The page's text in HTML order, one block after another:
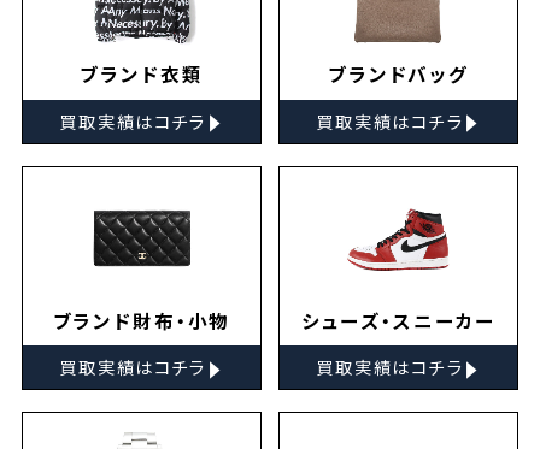
ブランド衣類
買取実績はコチラ ▸
ブランドバッグ
買取実績はコチラ ▸
ブランド財布・小物
買取実績はコチラ ▸
シューズ・スニーカー
買取実績はコチラ ▸